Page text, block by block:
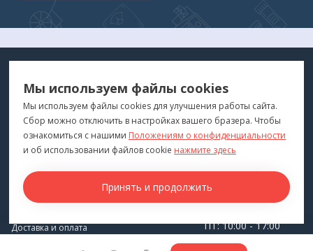
ДЛЯ ВАС
"Медтехника для Вас"©2026
ПОКУПАТЕЛЯМ
Каталог
Бренды
Для оптовиков
Доставка и оплата
КОНТАКТЫ
г. Владивосток
ПТ: 10:00 - 17:00
СБ-ВС: Выходной
Мы используем файлы cookies
Мы используем файлы cookies для улучшения работы сайта.
Сбор можно отключить в настройках вашего бразера. Чтобы
ознакомиться с нашими Положениям о конфиденциальности
и об использовании файлов cookie нажмите здесь
Принять и продолжить